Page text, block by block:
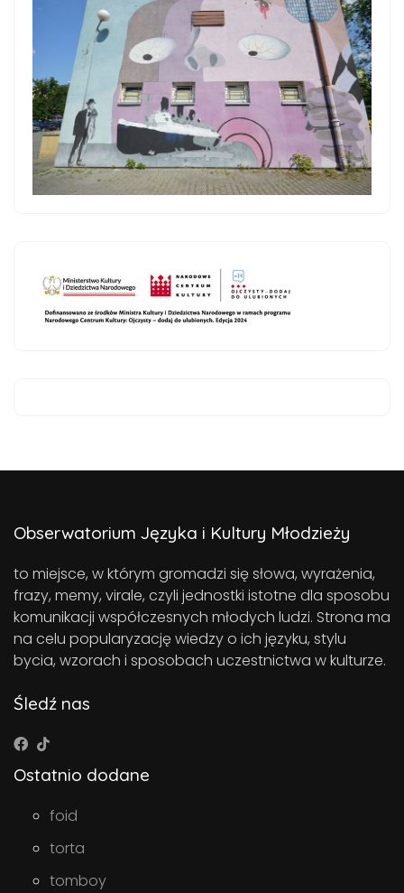
Obserwatorium Języka i Kultury Młodzieży
to miejsce, w którym gromadzi się słowa, wyrażenia,
frazy, memy, virale, czyli jednostki istotne dla sposobu
komunikacji współczesnych młodych ludzi. Strona ma
na celu popularyzację wiedzy o ich języku, stylu
bycia, wzorach i sposobach uczestnictwa w kulturze.
Śledź nas
Ostatnio dodane
foid
torta
tomboy